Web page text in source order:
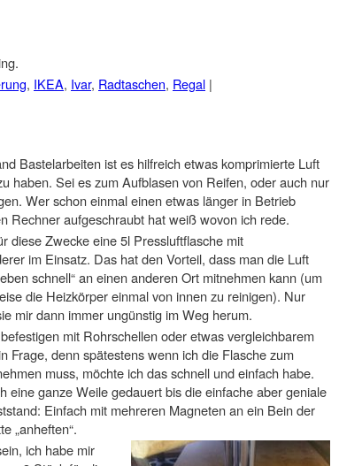
, IKEA, Ivar, Radtaschen, Regal |
Bastelarbeiten ist es hilfreich etwas komprimierte Luft
haben. Sei es zum Aufblasen von Reifen, oder auch nur
Wer schon einmal einen etwas länger in Betrieb
Rechner aufgeschraubt hat weiß wovon ich rede.
diese Zwecke eine 5l Pressluftflasche mit
im Einsatz. Das hat den Vorteil, dass man die Luft
schnell“ an einen anderen Ort mitnehmen kann (um
die Heizkörper einmal von innen zu reinigen). Nur
mir dann immer ungünstig im Weg herum.
mit Rohrschellen oder etwas vergleichbarem
Frage, denn spätestens wenn ich die Flasche zum
muss, möchte ich das schnell und einfach habe.
eine ganze Weile gedauert bis die einfache aber geniale
Einfach mit mehreren Magneten an ein Bein der
„anheften“.
ich habe mir